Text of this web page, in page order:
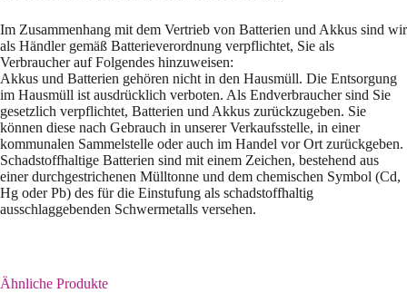
Im Zusammenhang mit dem Vertrieb von Batterien und Akkus sind wir
als Händler gemäß Batterieverordnung verpflichtet, Sie als
Verbraucher auf Folgendes hinzuweisen:
Akkus und Batterien gehören nicht in den Hausmüll. Die Entsorgung
im Hausmüll ist ausdrücklich verboten. Als Endverbraucher sind Sie
gesetzlich verpflichtet, Batterien und Akkus zurückzugeben. Sie
können diese nach Gebrauch in unserer Verkaufsstelle, in einer
kommunalen Sammelstelle oder auch im Handel vor Ort zurückgeben.
Schadstoffhaltige Batterien sind mit einem Zeichen, bestehend aus
einer durchgestrichenen Mülltonne und dem chemischen Symbol (Cd,
Hg oder Pb) des für die Einstufung als schadstoffhaltig
ausschlaggebenden Schwermetalls versehen.
Ähnliche Produkte